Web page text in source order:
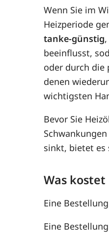
Wenn Sie im
Heizperiode
tanke-günstig
beeinflusst,
oder durch die
denen
wichtigsten
Bevor Sie
sinkt, bietet es
Was
Eine
Eine